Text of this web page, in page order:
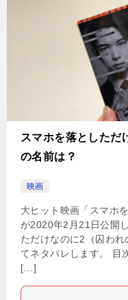
スマホを落としただ
の名前は？
映画
大ヒット映画「スマホ
が2020年2月21日公開
ただけなのに2（囚わ
てネタバレします。 目
[…]